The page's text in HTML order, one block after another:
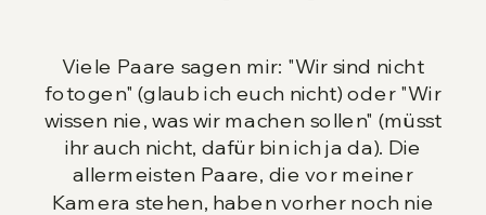
Viele Paare sagen mir: "Wir sind nicht
fotogen" (glaub ich euch nicht) oder "Wir
wissen nie, was wir machen sollen" (müsst
ihr auch nicht, dafür bin ich ja da). Die
allermeisten Paare, die vor meiner
Kamera stehen, haben vorher noch nie